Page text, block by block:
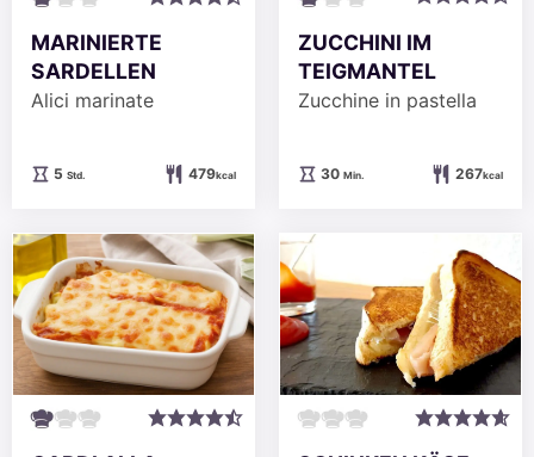
MARINIERTE
SARDELLEN
Alici marinate
5Stunden
Std. 479kcal
ZUCCHINI IM
TEIGMANTEL
Zucchine in pastella
30Minuten
Min. 267kcal